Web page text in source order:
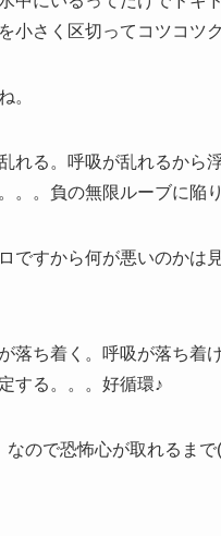
さく区切ってコツコツ
。
れる。呼吸が乱れるから
。。負の無限ルーブに陥り
ですから何が悪いのかは
落ち着く。呼吸が落ち着
する。。。好循環♪
ので恐怖心が取れるま